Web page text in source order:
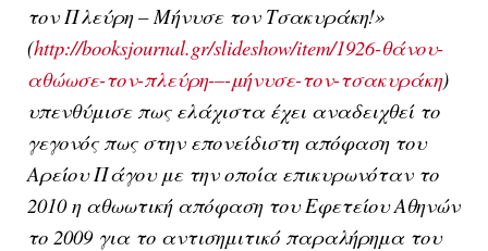
τον Πλεύρη – Μήνυσε τον Τσακυράκη!»
(http://booksjournal.gr/slideshow/item/1926-θάνου-
αθώωσε-τον-πλεύρη-–-μήνυσε-τον-τσακυράκη)
υπενθύμισε πως ελάχιστα έχει αναδειχθεί το
γεγονός πως στην επονείδιστη απόφαση του
Αρείου Πάγου με την οποία επικυρωνόταντο
2010 η αθωωτική απόφαση του Εφετείου Αθηνών
το 2009 για το αντισημιτικό παραλήρημα του